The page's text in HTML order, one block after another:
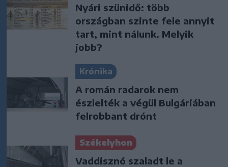
Nyári szünidő: több
országban szinte fele annyit
tart, mint nálunk. Melyik
jobb?
Krónika
A román radarok nem
észlelték a végül Bulgáriában
felrobbant drónt
Székelyhon
Vaddisznó szaladt le a